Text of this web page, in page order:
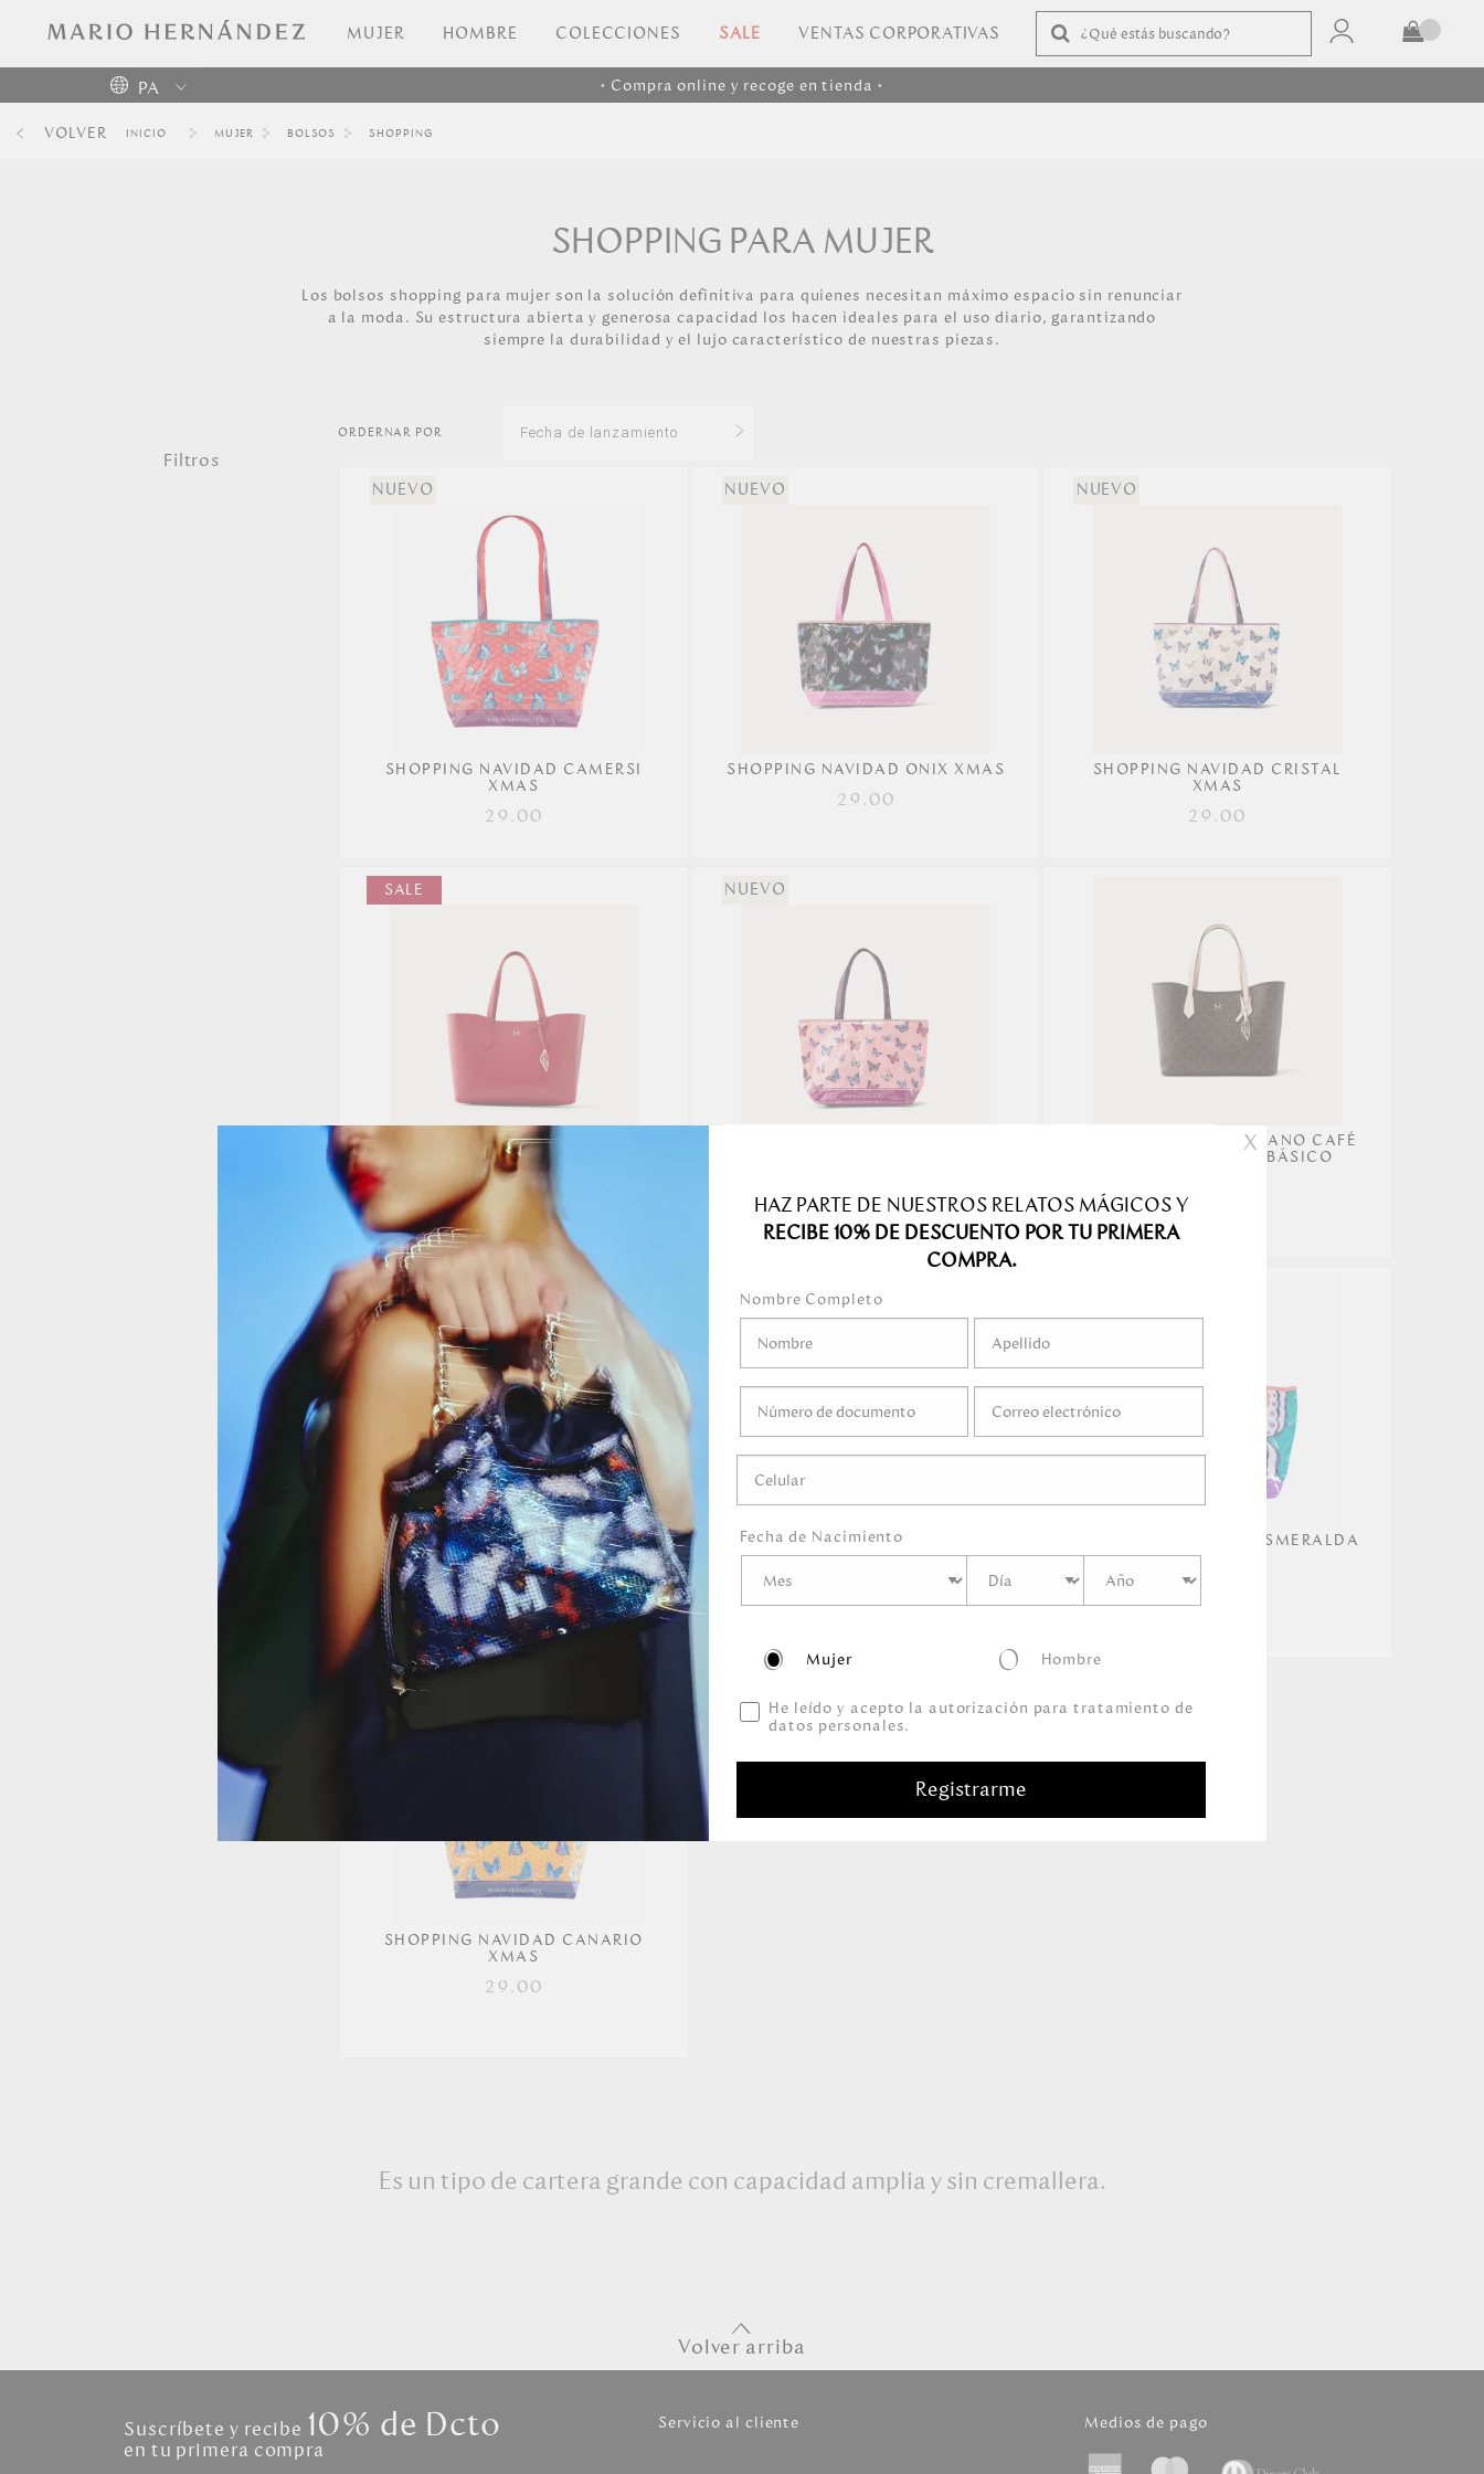
MUJER HOMBRE COLECCIONES SALE VENTAS CORPORATIVAS
PA
Colombia
• Compra online y recoge en tienda •
VOLVER MUJER BOLSOS SHOPPING
SHOPPING PARA MUJER
Los bolsos shopping para mujer son la solución definitiva para quienes necesitan máximo espacio sin renunciar
a la moda. Su estructura abierta y generosa capacidad los hacen ideales para el uso diario, garantizando
siempre la durabilidad y el lujo característico de nuestras piezas.
Filtros
ORDERNAR POR Fecha de lanzamiento
Precio más bajo
Precio más alto.
Mejor Valoradas
A - Z
Z - A
Fecha de lanzamiento
Relevancia
SHOPPING NAVIDAD CAMERSI
XMAS
29.00
SHOPPING NAVIDAD ONIX XMAS
29.00
SHOPPING NAVIDAD CRISTAL
XMAS
29.00
SHOPPING ALAS MEDIANO ROJO
GRIS SUR
239.00 199.00
29.00
SHOPPING ALAS MEDIANO CAFÉ
MOCCA PRIMARIO BÁSICO
SHOPPING MELINA CAFE
MARYROSE
165.0099.00
PRIMARIO BÁSICO
SHOPPING NAVIDAD ESMERALDA
XMAS
29.00
SHOPPING NAVIDAD CANARIO
XMAS
29.00
Es un tipo de cartera grande con capacidad amplia y sin cremallera.
Volver arriba
Suscríbete y recibe 10% de Dcto
en tu primera compra
Servicio al cliente Medios de pago
X
HAZ PARTE DE NUESTROS RELATOS MÁGICOS Y
RECIBE 10% DE DESCUENTO POR TU PRIMERA
COMPRA.
Nombre Completo
Fecha de Nacimiento
Mujer Hombre
He leído y acepto la autorización para tratamiento de
datos personales.
Registrarme